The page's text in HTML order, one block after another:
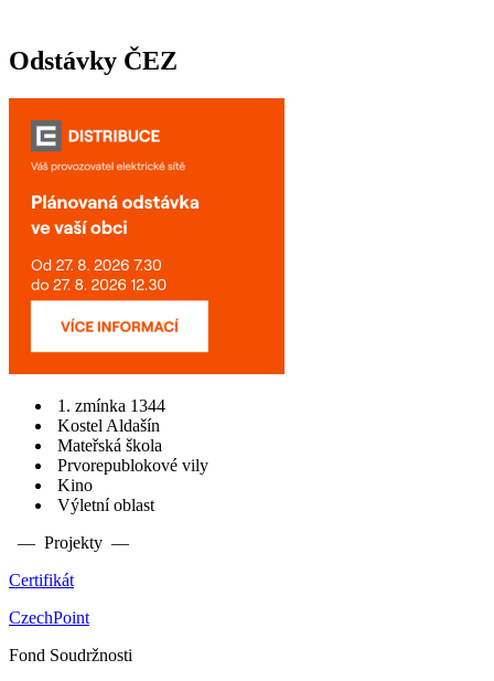
Odstávky ČEZ
1. zmínka 1344
Kostel Aldašín
Mateřská škola
Prvorepublokové vily
Kino
Výletní oblast
— Projekty —
Certifikát
CzechPoint
Fond Soudržnosti